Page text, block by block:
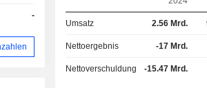
-
Umsatz 2.56 Mrd.
Nettoergebnis -17 Mrd.
Nettoverschuldung -15.47 Mrd.